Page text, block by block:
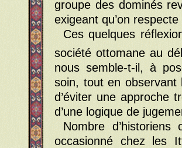
groupe des dominés
exigeant qu’on
Ces quelques
société ottomane au
nous semble-t-il, à
soin, tout en observant
d’éviter une approche
d’une logique de
Nombre
occasionné chez les